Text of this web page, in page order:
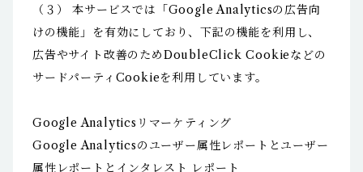
（３） 本サービスでは「Google Analyticsの広告向
けの機能」を有効にしており、下記の機能を利用し、
広告やサイト改善のためDoubleClick Cookieなどの
サードパーティCookieを利用しています。
Google Analyticsリマーケティング
Google Analyticsのユーザー属性レポートとユーザー
属性レポートとインタレスト レポート